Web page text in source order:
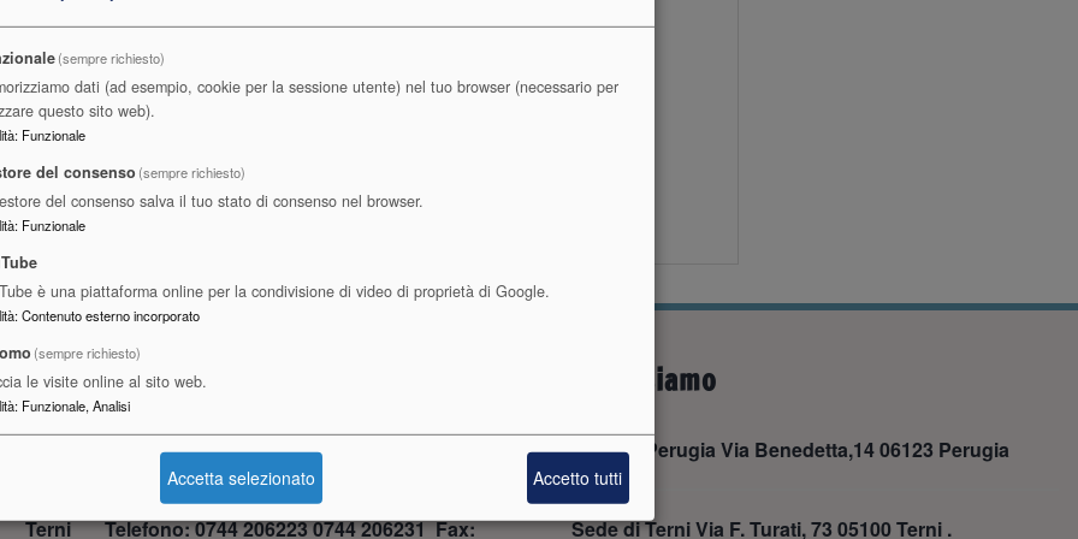
Contatti
Perugia Telefono: 075 4693000 Fax: 075 5847107
Terni Telefono: 0744 206223 0744 206231 Fax:
Dove siamo
Sede di Perugia Via Benedetta,14 06123 Perugia
Sede di Terni Via F. Turati, 73 05100 Terni .
(sempre richiesto)
dati (ad esempio, cookie per la sessione utente) nel tuo browser (necessario per
questo sito web).
: Funzionale
del consenso (sempre richiesto)
del consenso salva il tuo stato di consenso nel browser.
: Funzionale
è una piattaforma online per la condivisione di video di proprietà di Google.
:Contenuto esterno incorporato
(sempre richiesto)
le visite online al sito web.
: Funzionale, Analisi
Accetta selezionato Accetto tutti